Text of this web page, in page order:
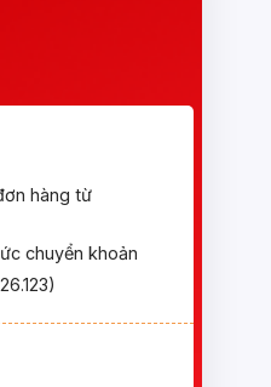
hàng từ
chuyển khoản